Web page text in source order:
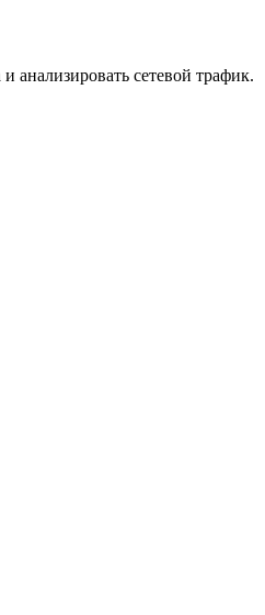
анализировать сетевой трафик.